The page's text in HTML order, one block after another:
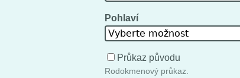
Pohlaví
Vyberte možnost
Průkaz původu
Rodokmenový průkaz.